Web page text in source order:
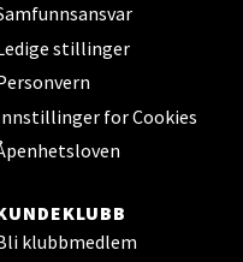
stillinger
for Cookies
klubbmedlemVelg